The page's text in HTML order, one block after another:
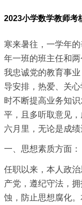
2023小学数学教师考
寒来暑往，一学年
年一班的班主任和
我忠诚党的教育事
导安排，热爱、关
时不断提高业务知
平，且多听取意见
六月里，无论是成绩
一、思想素质方面：
任职以来，本人政
产党，遵纪守法，
蚀，防止思想腐化